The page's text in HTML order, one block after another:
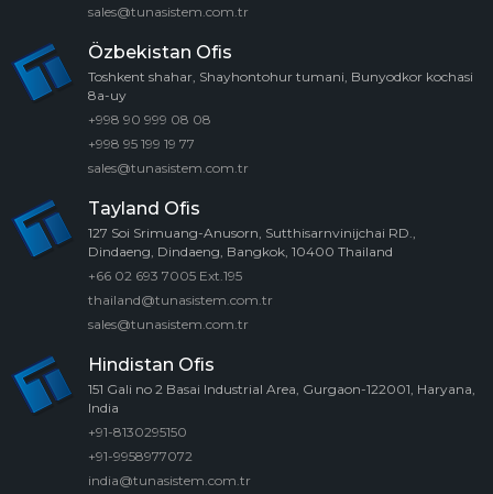
sales@tunasistem.com.tr
Özbekistan Ofis
Toshkent shahar, Shayhontohur tumani, Bunyodkor kochasi
8a-uy
+998 90 999 08 08
+998 95 199 19 77
sales@tunasistem.com.tr
Tayland Ofis
127 Soi Srimuang-Anusorn, Sutthisarnvinijchai RD.,
Dindaeng, Dindaeng, Bangkok, 10400 Thailand
+66 02 693 7005 Ext.195
thailand@tunasistem.com.tr
sales@tunasistem.com.tr
Hindistan Ofis
151 Gali no 2 Basai Industrial Area, Gurgaon-122001, Haryana,
India
+91-8130295150
+91-9958977072
india@tunasistem.com.tr